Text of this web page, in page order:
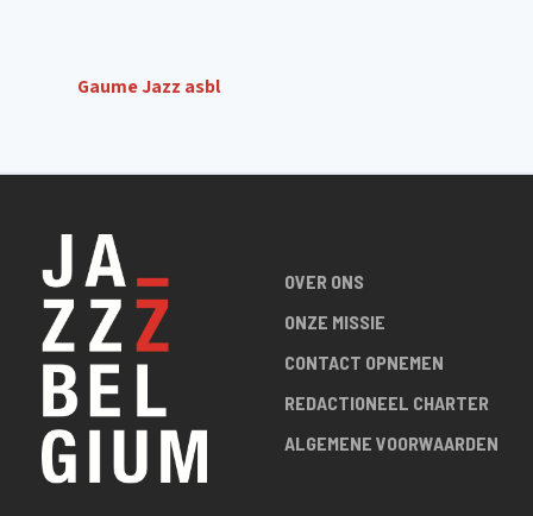
Gaume Jazz asbl
OVER ONS
ONZE MISSIE
CONTACT OPNEMEN
REDACTIONEEL CHARTER
ALGEMENE VOORWAARDEN